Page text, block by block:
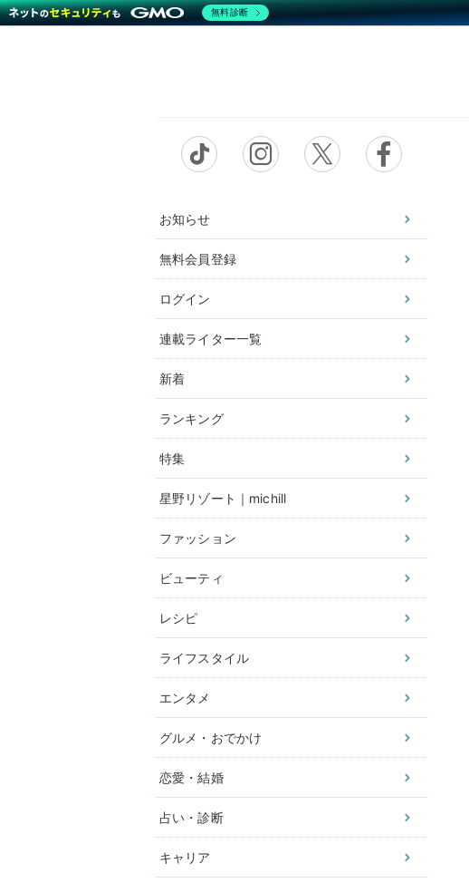
お知らせ
無料会員登録
ログイン
連載ライター一覧
新着
ランキング
特集
星野リゾート｜michill
ファッション
ビューティ
レシピ
ライフスタイル
エンタメ
グルメ・おでかけ
恋愛・結婚
占い・診断
キャリア
無料診断